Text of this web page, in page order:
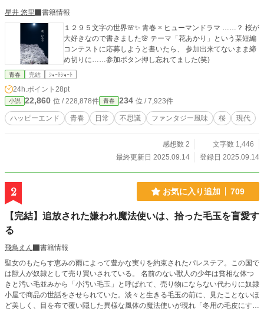
星井 悠里
書籍情報
１２９５文字の世界🌸✨ 青春 × ヒューマンドラマ ……？ 桜が
大好きなので書きました🌸 テーマ「花あかり」という某短編
コンテストに応募しようと書いたら、 参加出来てないまま締
め切りに……参加ボタン押し忘れてました(笑)
青春 完結 ｼｮｰﾄｼｮｰﾄ
24h.ポイント 28pt
小説 22,860 位 / 228,878件 青春 234 位 / 7,923件
ハッピーエンド 青春 日常 不思議 ファンタジー風味 桜 現代
感想数 2
文字数 1,446
最終更新日 2025.09.14
登録日 2025.09.14
2 お気に入り追加 709
【完結】追放された嫌われ魔法使いは、拾った毛玉を盲愛す
る
飛鳥えん
書籍情報
聖女のもたらす恵みの雨によって豊かな実りを約束されたパレステア。この国で
は獣人が奴隷として売り買いされている。 名前のない獣人の少年は貧相な体つ
きと汚い毛並みから「小汚い毛玉」と呼ばれて、売り物にならない代わりに奴隷
小屋で商品の世話をさせられていた。淡々と生きる毛玉の前に、見たことないほ
ど美しく、目を布で覆い隠した異様な風体の魔法使いが現れ「冬用の毛皮にす